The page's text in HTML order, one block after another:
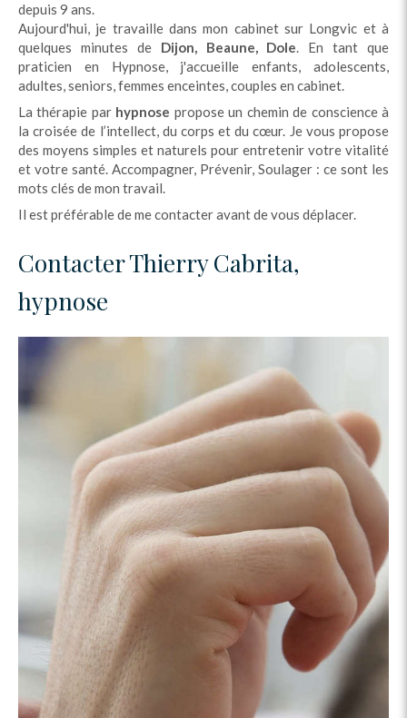
depuis 9 ans.
Aujourd'hui, je travaille dans mon cabinet sur Longvic et à
quelques minutes de Dijon, Beaune, Dole. En tant que
praticien en Hypnose, j'accueille enfants, adolescents,
adultes, seniors, femmes enceintes, couples en cabinet.
La thérapie par hypnose propose un chemin de conscience à
la croisée de l’intellect, du corps et du cœur. Je vous propose
des moyens simples et naturels pour entretenir votre vitalité
et votre santé. Accompagner, Prévenir, Soulager : ce sont les
mots clés de mon travail.
Il est préférable de me contacter avant de vous déplacer.
Contacter Thierry Cabrita,
hypnose